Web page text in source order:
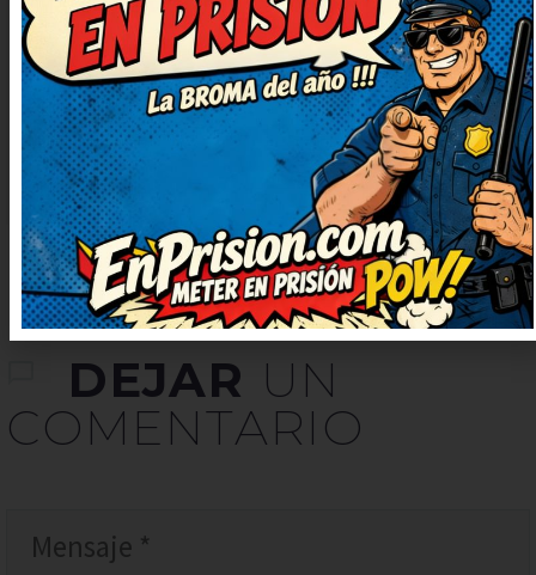
necesitaba ahora. Deberían hacer
una serie solo con chistes como
este. Muy ingenioso y bien escrito,
¡enhorabuena! Entretenidísimo,
me hizo desconectar un rato.
DEJAR UN
COMENTARIO